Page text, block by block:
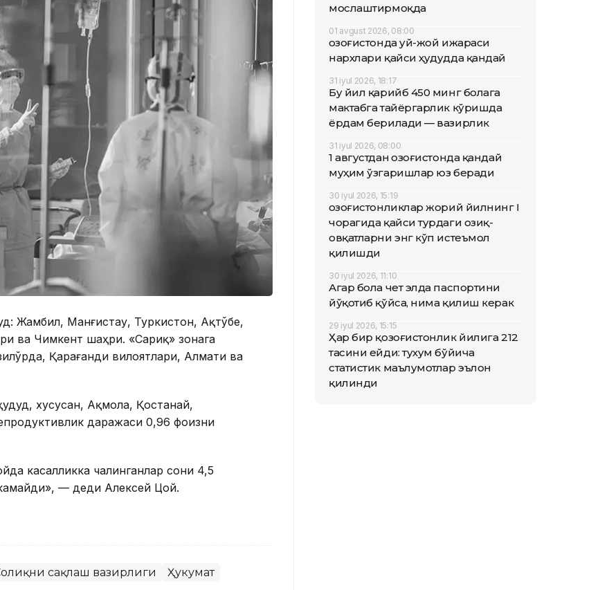
Жамбил, Манғистау, Туркистон, Aқтўбе,
ва Чимкент шаҳри. «Сариқ» зонага
Қарағанди вилоятлари, Алмати ва
хусусан, Ақмола, Қостанай,
даражаси 0,96 фоизни
касалликка чалинганлар сони 4,5
— деди Aлексей Цой.
сақлаш вазирлиги Ҳукумат
мослаштирмоқда
01 avgust 2026, 08:00
Қозоғистонда уй-жой ижараси
нархлари қайси ҳудудда қандай
31 iyul 2026, 18:17
Бу йил қарийб 450 минг болага
мактабга тайёргарлик кўришда
ёрдам берилади — вазирлик
31 iyul 2026, 08:00
1 августдан Қозоғистонда қандай
муҳим ўзгаришлар юз беради
30 iyul 2026, 15:19
Қозоғистонликлар жорий йилнинг I
чорагида қайси турдаги озиқ-
овқатларни энг кўп истеъмол
қилишди
30 iyul 2026, 11:10
Агар бола чет элда паспортини
йўқотиб қўйса, нима қилиш керак
29 iyul 2026, 15:15
Ҳар бир қозоғистонлик йилига 212
тасини ейди: тухум бўйича
статистик маълумотлар эълон
қилинди